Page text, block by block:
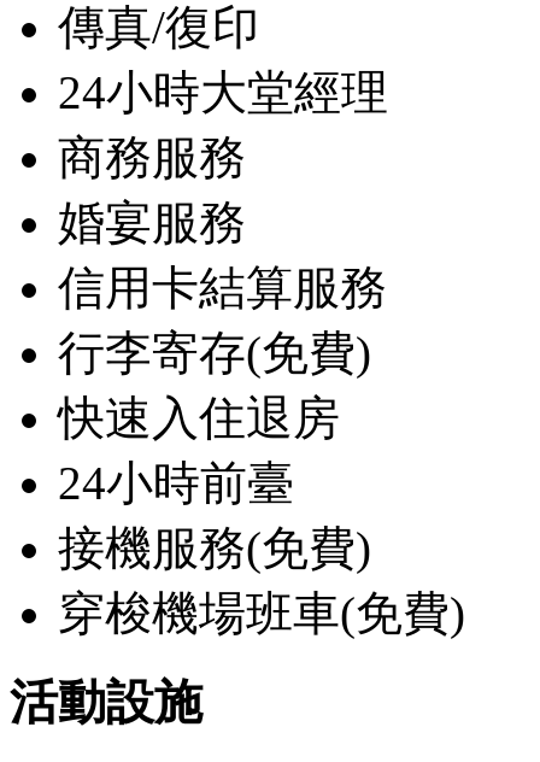
傳真/復印
24小時大堂經理
商務服務
婚宴服務
信用卡結算服務
行李寄存(免費)
快速入住退房
24小時前臺
接機服務(免費)
穿梭機場班車(免費)
活動設施